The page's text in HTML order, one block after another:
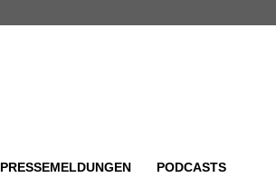
PRESSEMELDUNGEN PODCASTS